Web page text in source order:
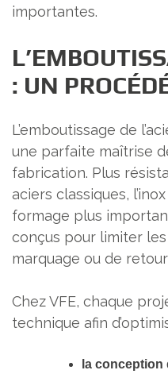
importantes.
: UN
L’emboutissage de
une parfaite maîtrise
fabrication. Plus
aciers classiques,
formage plus
conçus pour limiter
marquage ou de
Chez VFE, chaque
technique afin
la conception